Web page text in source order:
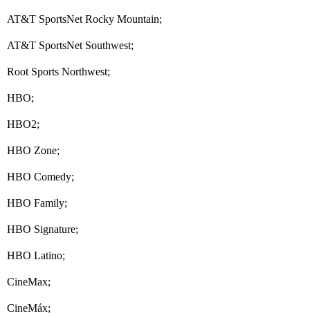
AT&T SportsNet Rocky Mountain;
AT&T SportsNet Southwest;
Root Sports Northwest;
HBO;
HBO2;
HBO Zone;
HBO Comedy;
HBO Family;
HBO Signature;
HBO Latino;
CineMax;
CineMáx;